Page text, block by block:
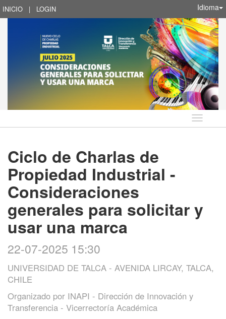
INICIO | LOGIN Idioma
Idioma
Ciclo de Charlas de
Propiedad Industrial -
Consideraciones
generales para solicitar y
usar una marca
22-07-2025 15:30
UNIVERSIDAD DE TALCA - AVENIDA LIRCAY, TALCA,
CHILE
Organizado por INAPI - Dirección de Innovación y
Transferencia - Vicerrectoría Académica